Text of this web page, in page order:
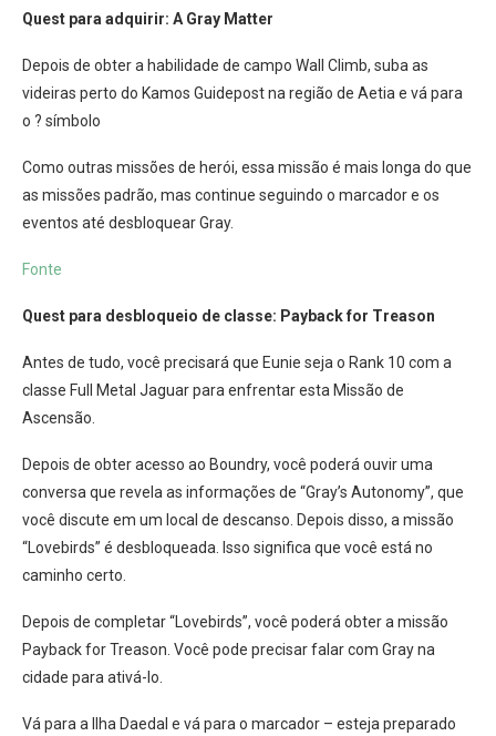
Quest para adquirir: A Gray Matter
Depois de obter a habilidade de campo Wall Climb, suba as
videiras perto do Kamos Guidepost na região de Aetia e vá para
o ? símbolo
Como outras missões de herói, essa missão é mais longa do que
as missões padrão, mas continue seguindo o marcador e os
eventos até desbloquear Gray.
Fonte
Quest para desbloqueio de classe: Payback for Treason
Antes de tudo, você precisará que Eunie seja o Rank 10 com a
classe Full Metal Jaguar para enfrentar esta Missão de
Ascensão.
Depois de obter acesso ao Boundry, você poderá ouvir uma
conversa que revela as informações de “Gray’s Autonomy”, que
você discute em um local de descanso. Depois disso, a missão
“Lovebirds” é desbloqueada. Isso significa que você está no
caminho certo.
Depois de completar “Lovebirds”, você poderá obter a missão
Payback for Treason. Você pode precisar falar com Gray na
cidade para ativá-lo.
Vá para a Ilha Daedal e vá para o marcador – esteja preparado